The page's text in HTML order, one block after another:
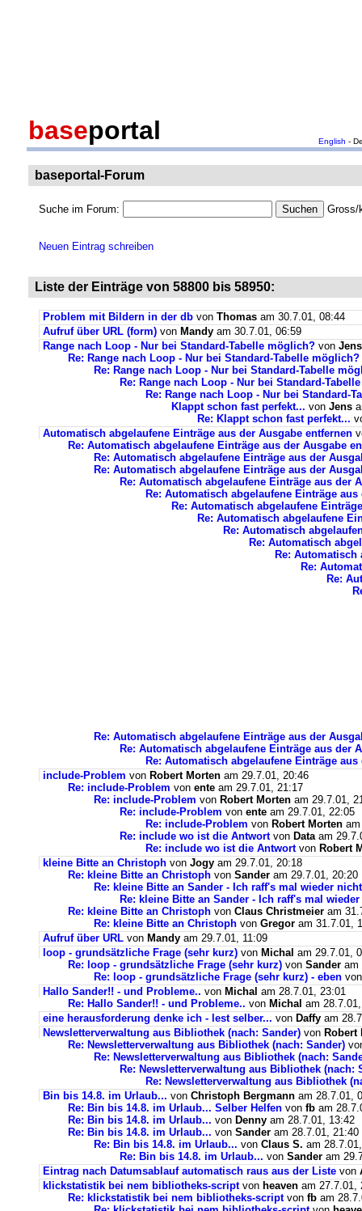
baseportal English -
baseportal-Forum
Suche im Forum: Gross/
Neuen Eintrag schreiben
Liste der Einträge von 58800 bis 58950:
Problem mit Bildern in der db von Thomas am 30.7.01, 08:44
Aufruf über URL (form) von Mandy am 30.7.01, 06:59
Range nach Loop - Nur bei Standard-Tabelle möglich? von Jens
Re: Range nach Loop - Nur bei Standard-Tabelle möglich?
Re: Range nach Loop - Nur bei Standard-Tabelle
Re: Range nach Loop - Nur bei Standard-
Re: Range nach Loop - Nur bei Standard-
Klappt schon fast perfekt... von Jens
Re: Klappt schon fast perfekt...
Automatisch abgelaufene Einträge aus der Ausgabe entfernen
Re: Automatisch abgelaufene Einträge aus der Ausgabe
Re: Automatisch abgelaufene Einträge aus der
Re: Automatisch abgelaufene Einträge aus der
Re: Automatisch abgelaufene Einträge aus der
Re: Automatisch abgelaufene Einträge
Re: Automatisch abgelaufene
Re: Automatisch abgelaufene
Re: Automatisch
Re: Automatisch
Re: Automatisch
Re:
Re:
Re: Automatisch abgelaufene Einträge aus der
Re: Automatisch abgelaufene Einträge aus der
Re: Automatisch abgelaufene Einträge
include-Problem von Robert Morten am 29.7.01, 20:46
Re: include-Problem von ente am 29.7.01, 21:17
Re: include-Problem von Robert Morten am 29.7.01,
Re: include-Problem von ente am 29.7.01, 22:05
Re: include-Problem von Robert Morten
Re: include wo ist die Antwortvon Dataam
Re: include wo ist die Antwortvon Robert
kleine Bitte an Christoph von Jogy am 29.7.01, 20:18
Re: kleine Bitte an Christoph von Sander am 29.7.01, 20:20
Re: kleine Bitte an Sander - Ich raff's mal wieder nicht
Re: kleine Bitte an Sander - Ich raff's mal
Re: kleine Bitte an Christoph von Claus Christmeier am
Re: kleine Bitte an Christoph von Gregor am 31.7.01,
Aufruf über URL von Mandy am 29.7.01, 11:09
loop - grundsätzliche Frage (sehr kurz) von Michal am 29.7.01,
Re: loop - grundsätzliche Frage (sehr kurz) von Sander am
Re: loop - grundsätzliche Frage (sehr kurz) - eben
Hallo Sander!! - und Probleme.. von Michal am 28.7.01, 23:01
Re: Hallo Sander!! - und Probleme.. von Michal am
eine herausforderung denke ich - lest selber... von Daffy am
Newsletterverwaltung aus Bibliothek (nach: Sander) von Robert
Re: Newsletterverwaltung aus Bibliothek (nach: Sander)
Re: Newsletterverwaltung aus Bibliothek (nach:
Re: Newsletterverwaltung aus Bibliothek (nach:
Re: Newsletterverwaltung aus Bibliothek
Bin bis 14.8. im Urlaub... von Christoph Bergmann am 28.7.01,
Re: Bin bis 14.8. im Urlaub... Selber Helfen von fb am
Re: Bin bis 14.8. im Urlaub... von Denny am 28.7.01, 13:42
Re: Bin bis 14.8. im Urlaub... von Sander am 28.7.01, 21:40
Re: Bin bis 14.8. im Urlaub... von Claus S. am
Re: Bin bis 14.8. im Urlaub... von Sander am
Eintrag nach Datumsablauf automatisch raus aus der Liste von
klickstatistik bei nem bibliotheks-scriptvon heaven am 27.7.01,
Re: klickstatistik bei nem bibliotheks-scriptvon fb am